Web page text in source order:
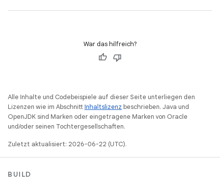
War das hilfreich?
Alle Inhalte und Codebeispiele auf dieser Seite unterliegen den
Lizenzen wie im AbschnittInhaltslizenz beschrieben. Java und
OpenJDK sind Marken oder eingetragene Marken von Oracle
und/oder seinen Tochtergesellschaften.
Zuletzt aktualisiert: 2026-06-22 (UTC).
BUILD